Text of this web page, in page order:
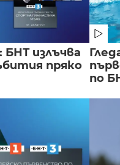
БНТ излъчва
пряко
по